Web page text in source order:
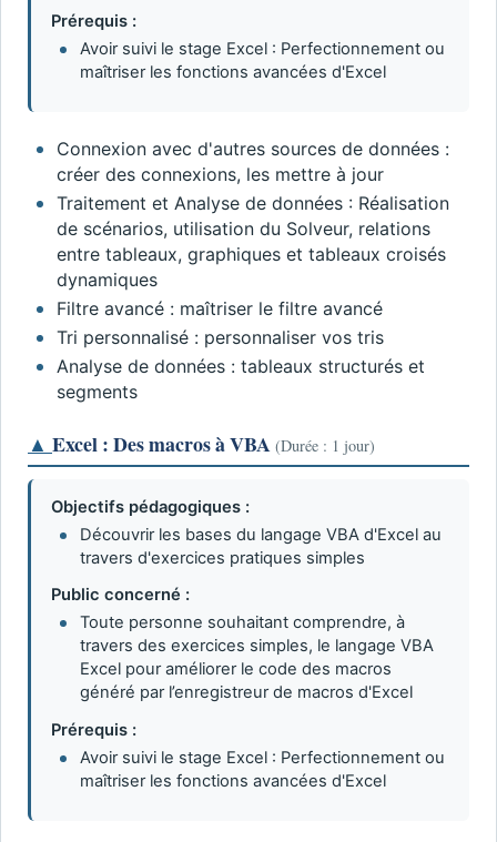
Prérequis :
Avoir suivi le stage Excel : Perfectionnement ou
maîtriser les fonctions avancées d'Excel
Connexion avec d'autres sources de données :
créer des connexions, les mettre à jour
Traitement et Analyse de données : Réalisation
de scénarios, utilisation du Solveur, relations
entre tableaux, graphiques et tableaux croisés
dynamiques
Filtre avancé : maîtriser le filtre avancé
Tri personnalisé : personnaliser vos tris
Analyse de données : tableaux structurés et
segments
▲ Excel : Des macros à VBA (Durée : 1 jour)
Objectifs pédagogiques :
Découvrir les bases du langage VBA d'Excel au
travers d'exercices pratiques simples
Public concerné :
Toute personne souhaitant comprendre, à
travers des exercices simples, le langage VBA
Excel pour améliorer le code des macros
généré par l’enregistreur de macros d'Excel
Prérequis :
Avoir suivi le stage Excel : Perfectionnement ou
maîtriser les fonctions avancées d'Excel